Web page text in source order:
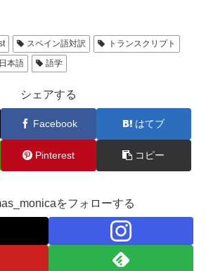
スペイン語対訳
トランスクリプト
日本語 語学
シェアする
Facebook はてブ
Pinterest コピー
をフォローする